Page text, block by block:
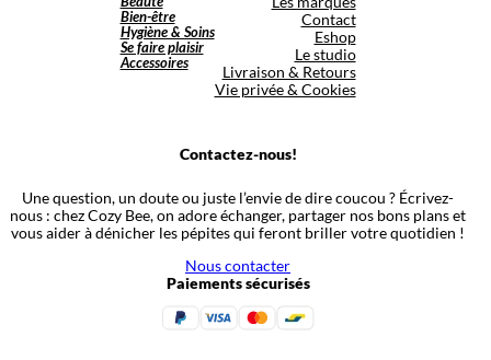
Bien-être
Hygiène & Soins
Se faire plaisir
Accessoires
Contact
Eshop
Le studio
Livraison & Retours
Vie privée & Cookies
Contactez-nous!
Une question, un doute ou juste l’envie de dire coucou ? Écrivez-
nous : chez Cozy Bee, on adore échanger, partager nos bons plans et
vous aider à dénicher les pépites qui feront briller votre quotidien !
Nous contacter
Paiements sécurisés